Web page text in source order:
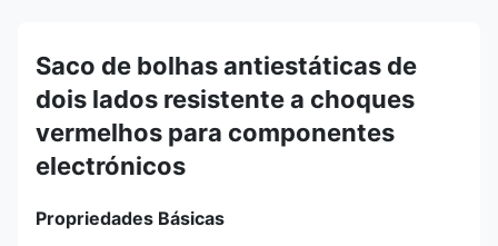
Saco de bolhas antiestáticas de
dois lados resistente a choques
vermelhos para componentes
electrónicos
Propriedades Básicas